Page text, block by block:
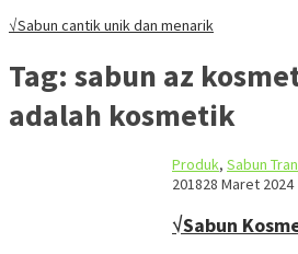
√Sabun cantik unik dan menarik
Tag: sabun az
adalah kosmetik
Produk, Sabun
201828 Maret 2024
√Sabun